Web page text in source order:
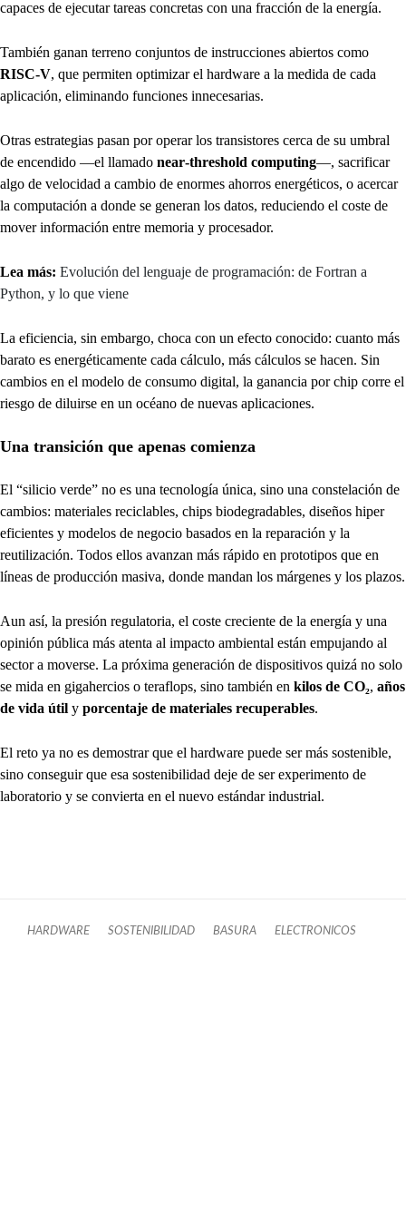
capaces de ejecutar tareas concretas con una fracción de la energía.
También ganan terreno conjuntos de instrucciones abiertos como
RISC‑V, que permiten optimizar el hardware a la medida de cada
aplicación, eliminando funciones innecesarias.
Otras estrategias pasan por operar los transistores cerca de su umbral
de encendido —el llamado near‑threshold computing—, sacrificar
algo de velocidad a cambio de enormes ahorros energéticos, o acercar
la computación a donde se generan los datos, reduciendo el coste de
mover información entre memoria y procesador.
Lea más: Evolución del lenguaje de programación: de Fortran a
Python, y lo que viene
La eficiencia, sin embargo, choca con un efecto conocido: cuanto más
barato es energéticamente cada cálculo, más cálculos se hacen. Sin
cambios en el modelo de consumo digital, la ganancia por chip corre el
riesgo de diluirse en un océano de nuevas aplicaciones.
Una transición que apenas comienza
El “silicio verde” no es una tecnología única, sino una constelación de
cambios: materiales reciclables, chips biodegradables, diseños hiper
eficientes y modelos de negocio basados en la reparación y la
reutilización. Todos ellos avanzan más rápido en prototipos que en
líneas de producción masiva, donde mandan los márgenes y los plazos.
Aun así, la presión regulatoria, el coste creciente de la energía y una
opinión pública más atenta al impacto ambiental están empujando al
sector a moverse. La próxima generación de dispositivos quizá no solo
se mida en gigahercios o teraflops, sino también en kilos de CO₂, años
de vida útil y porcentaje de materiales recuperables.
El reto ya no es demostrar que el hardware puede ser más sostenible,
sino conseguir que esa sostenibilidad deje de ser experimento de
laboratorio y se convierta en el nuevo estándar industrial.
HARDWARE SOSTENIBILIDAD BASURA ELECTRONICOS